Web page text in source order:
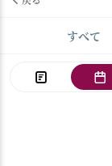
すべて